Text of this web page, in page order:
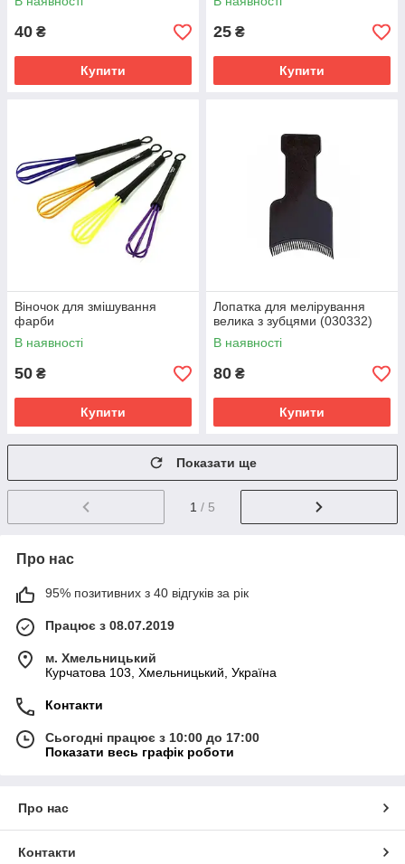
40 ₴
Купити
25 ₴
Купити
Віночок для змішування
фарби
В наявності
50 ₴
Купити
Лопатка для мелірування
велика з зубцями (030332)
В наявності
80 ₴
Купити
Показати ще
1 / 5
Про нас
95% позитивних з 40 відгуків за рік
Працює з 08.07.2019
м. Хмельницький
Курчатова 103, Хмельницький, Україна
Контакти
Сьогодні працює з 10:00 до 17:00
Показати весь графік роботи
Про нас
Контакти